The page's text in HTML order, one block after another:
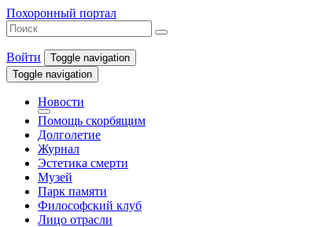
Похоронный портал
Войти
Toggle navigation
Toggle navigation
Новости
Помощь скорбящим
Долголетие
Журнал
Эстетика смерти
Музей
Парк памяти
Философский клуб
Лицо отрасли